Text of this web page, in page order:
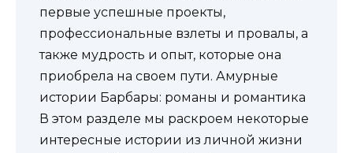
первые успешные проекты,
профессиональные взлеты и провалы, а
также мудрость и опыт, которые она
приобрела на своем пути. Амурные
истории Барбары: романы и романтика
В этом разделе мы раскроем некоторые
интересные истории из личной жизни